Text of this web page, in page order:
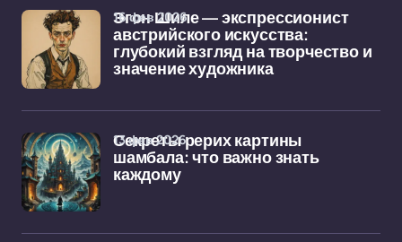
Эгон Шиле — экспрессионист
австрийского искусства:
глубокий взгляд на творчество и
значение художника
16 фев 2026
Секреты рерих картины
шамбала: что важно знать
каждому
13 фев 2026